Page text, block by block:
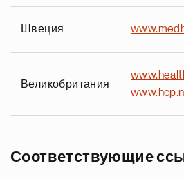
Швеция
Великобритания
Соответствующие